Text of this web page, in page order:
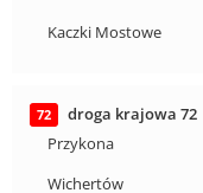
Kaczki Mostowe
72
droga krajowa 72
Przykona
Wichertów